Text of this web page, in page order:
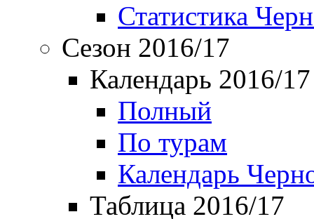
Статистика
Сезон 2016/17
Календарь 2016/17
Полный
По турам
Календарь
Таблица 2016/17